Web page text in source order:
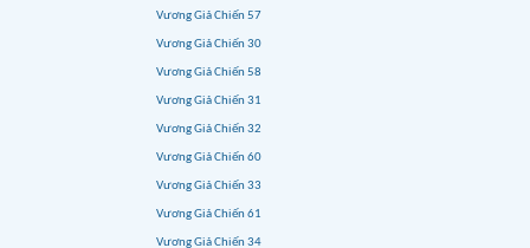
Vương Giả Chiến 57
Vương Giả Chiến 30
Vương Giả Chiến 58
Vương Giả Chiến 31
Vương Giả Chiến 32
Vương Giả Chiến 60
Vương Giả Chiến 33
Vương Giả Chiến 61
Vương Giả Chiến 34